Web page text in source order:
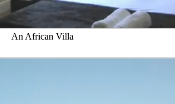
An African Villa